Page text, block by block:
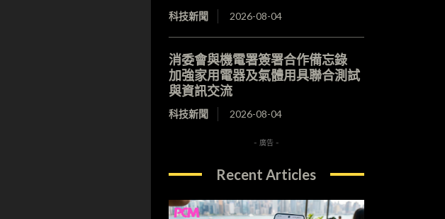
科技新聞 2026-08-04
消委會與機電署簽署合作備忘錄
加強家用電器及氣體用具聯合測試
與資訊交流
科技新聞 2026-08-04
- 廣告 -
Recent Articles